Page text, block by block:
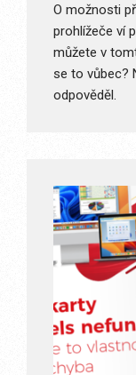
O možnosti
prohlížeče ví
můžete v
se to vůbec?
odpověděl.